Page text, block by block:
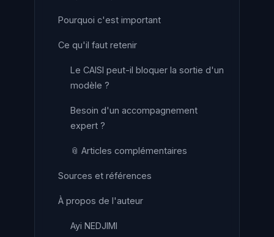
Pourquoi c'est important
Ce qu'il faut retenir
Le CAISI peut-il bloquer la sortie d'un
modèle ?
Besoin d'un accompagnement
expert ?
📎 Articles complémentaires
Sources et références
À propos de l'auteur
Ayi NEDJIMI